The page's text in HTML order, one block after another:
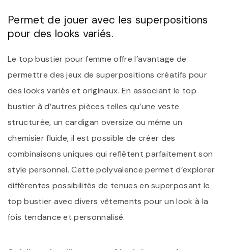
Permet de jouer avec les superpositions
pour des looks variés.
Le top bustier pour femme offre l’avantage de
permettre des jeux de superpositions créatifs pour
des looks variés et originaux. En associant le top
bustier à d’autres pièces telles qu’une veste
structurée, un cardigan oversize ou même un
chemisier fluide, il est possible de créer des
combinaisons uniques qui reflètent parfaitement son
style personnel. Cette polyvalence permet d’explorer
différentes possibilités de tenues en superposant le
top bustier avec divers vêtements pour un look à la
fois tendance et personnalisé.